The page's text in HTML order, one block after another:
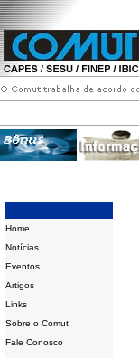
Home
Notícias
Eventos
Artigos
Links
Sobre o Comut
Fale Conosco